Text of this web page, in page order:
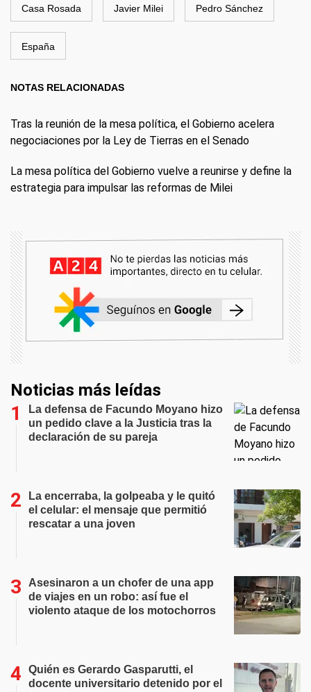
Casa Rosada Javier Milei Pedro Sánchez
España
NOTAS RELACIONADAS
Tras la reunión de la mesa política, el Gobierno acelera
negociaciones por la Ley de Tierras en el Senado
La mesa política del Gobierno vuelve a reunirse y define la
estrategia para impulsar las reformas de Milei
Noticias más leídas
La defensa de Facundo Moyano hizo
un pedido clave a la Justicia tras la
declaración de su pareja
La encerraba, la golpeaba y le quitó
el celular: el mensaje que permitió
rescatar a una joven
Asesinaron a un chofer de una app
de viajes en un robo: así fue el
violento ataque de los motochorros
Quién es Gerardo Gasparutti, el
docente universitario detenido por el